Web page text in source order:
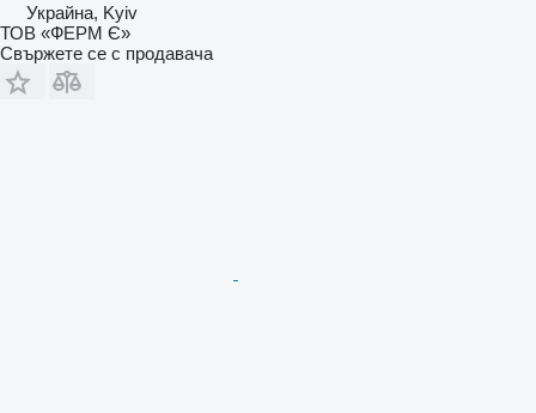
Украйна, Kyiv
ТОВ «ФЕРМ Є»
Свържете се с продавача